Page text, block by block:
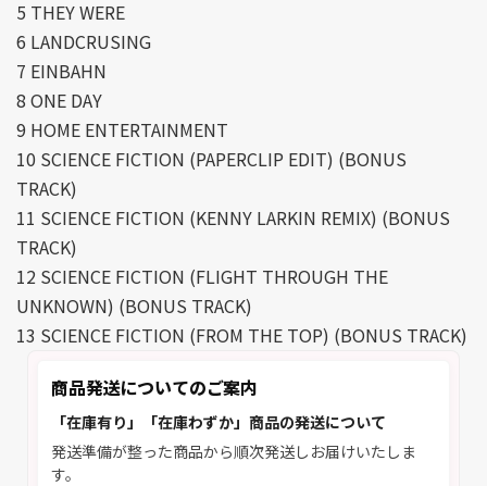
5 THEY WERE
6 LANDCRUSING
7 EINBAHN
8 ONE DAY
9 HOME ENTERTAINMENT
10 SCIENCE FICTION (PAPERCLIP EDIT) (BONUS
TRACK)
11 SCIENCE FICTION (KENNY LARKIN REMIX) (BONUS
TRACK)
12 SCIENCE FICTION (FLIGHT THROUGH THE
UNKNOWN) (BONUS TRACK)
13 SCIENCE FICTION (FROM THE TOP) (BONUS TRACK)
商品発送についてのご案内
「在庫有り」「在庫わずか」商品の発送について
発送準備が整った商品から順次発送しお届けいたしま
す。